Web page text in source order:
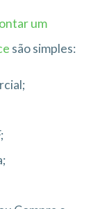
um
são simples: